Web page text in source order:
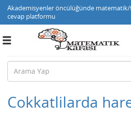
Akademisyenler öncülüğünde
cevap platformu
Toggle
Cokkatlilarda